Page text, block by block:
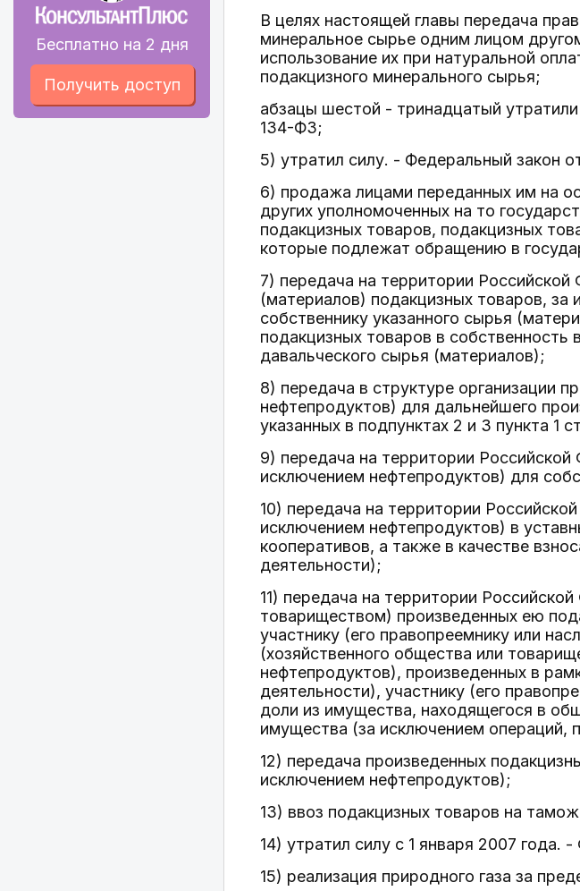
Бесплатно на 2 дня
Получить доступ
В целях настоящей главы передача
минеральное сырье одним лицом
использование их при натуральной
подакцизного минерального сырья;
абзацы шестой - тринадцатый
134-ФЗ;
5) утратил силу. - Федеральный закон
6) продажа лицами переданных им на
других уполномоченных на то
подакцизных товаров, подакцизных
которые подлежат обращению в
7) передача на территории
(материалов) подакцизных товаров,
собственнику указанного сырья
подакцизных товаров в собственность
давальческого сырья (материалов);
8) передача в структуре организации
нефтепродуктов) для дальнейшего
указанных в подпунктах 2 и 3 пункта 1
9) передача на территории
исключением нефтепродуктов) для
10) передача на территории
исключением нефтепродуктов) в
кооперативов, а также в качестве
деятельности);
11) передача на территории
товариществом) произведенных ею
участнику (его правопреемнику или
(хозяйственного общества или
нефтепродуктов), произведенных в
деятельности), участнику (его
доли из имущества, находящегося в
имущества (за исключением операций,
12) передача произведенных
исключением нефтепродуктов);
13) ввоз подакцизных товаров на
14) утратил силу с 1 января 2007
15) реализация природного газа за